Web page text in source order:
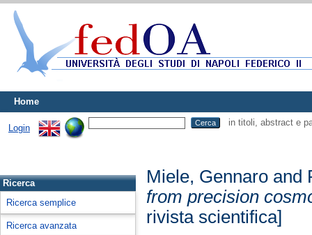
Home
Login
in titoli, abstract e
Ricerca
Ricerca semplice
Ricerca avanzata
Miele, Gennaro and
from precision
rivista scientifica]